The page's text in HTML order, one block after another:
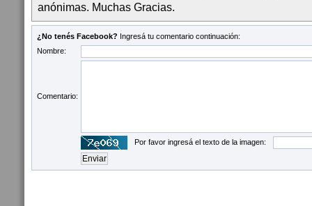
anónimas. Muchas Gracias.
¿No tenés Facebook? Ingresá tu comentario continuación:
Nombre:
Comentario:
Por favor ingresá el texto de la imagen: